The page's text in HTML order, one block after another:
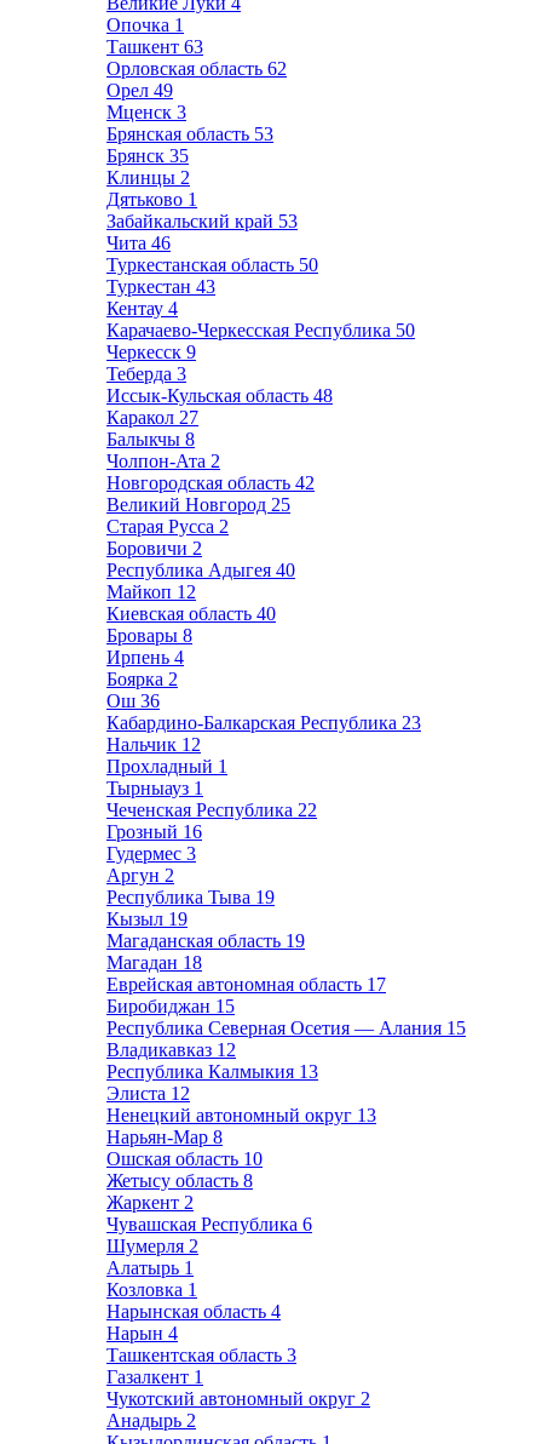
Опочка 1
Ташкент 63
Орловская область 62
Орел 49
Мценск 3
Брянская область 53
Брянск 35
Клинцы 2
Дятьково 1
Забайкальский край 53
Чита 46
Туркестанская область 50
Туркестан 43
Кентау 4
Карачаево-Черкесская Республика 50
Черкесск 9
Теберда 3
Иссык-Кульская область 48
Каракол 27
Балыкчы 8
Чолпон-Ата 2
Новгородская область 42
Великий Новгород 25
Старая Русса 2
Боровичи 2
Республика Адыгея 40
Майкоп 12
Киевская область 40
Бровары 8
Ирпень 4
Боярка 2
Ош 36
Кабардино-Балкарская Республика 23
Нальчик 12
Прохладный 1
Тырныауз 1
Чеченская Республика 22
Грозный 16
Гудермес 3
Аргун 2
Республика Тыва 19
Кызыл 19
Магаданская область 19
Магадан 18
Еврейская автономная область 17
Биробиджан 15
Республика Северная Осетия — Алания 15
Владикавказ 12
Республика Калмыкия 13
Элиста 12
Ненецкий автономный округ 13
Нарьян-Мар 8
Ошская область 10
Жетысу область 8
Жаркент 2
Чувашская Республика 6
Шумерля 2
Алатырь 1
Козловка 1
Нарынская область 4
Нарын 4
Ташкентская область 3
Газалкент 1
Чукотский автономный округ 2
Анадырь 2